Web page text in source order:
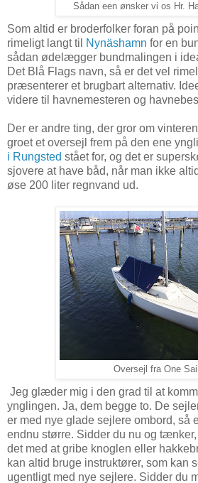
Sådan een ønsker vi os Hr.
Som altid er broderfolker foran på
rimeligt langt til
Nynäshamn for en
sådan ødelægger bundmalingen i
Det Blå Flags navn, så er det vel
præsenterer et brugbart alternativ.
videre til havnemesteren og
Der er andre ting, der gror om
groet et oversejl frem på den ene
i Rungsted stået for, og det er
sjovere at have båd, når man ikke
øse 200 liter regnvand ud.
Oversejl fra One
Jeg glæder mig i den grad til at
ynglingen. Ja, dem begge to. De
er med nye glade sejlere ombord, så
endnu større. Sidder du nu og
det med at gribe knoglen eller
kan altid bruge instruktører, som kan
ugentligt med nye sejlere. Sidder du